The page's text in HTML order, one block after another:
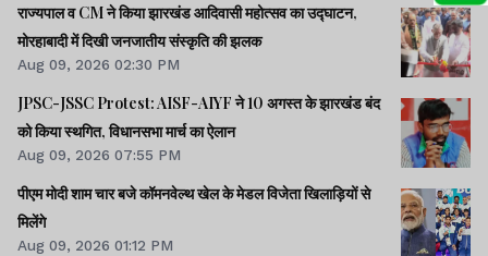
राज्यपाल व CM ने किया झारखंड आदिवासी महोत्सव का उद्घाटन,
मोरहाबादी में दिखी जनजातीय संस्कृति की झलक
Aug 09, 2026 02:30 PM
JPSC-JSSC Protest: AISF-AIYF ने 10 अगस्त के झारखंड बंद
को किया स्थगित, विधानसभा मार्च का ऐलान
Aug 09, 2026 07:55 PM
पीएम मोदी शाम चार बजे कॉमनवेल्थ खेल के मेडल विजेता खिलाड़ियों से
मिलेंगे
Aug 09, 2026 01:12 PM